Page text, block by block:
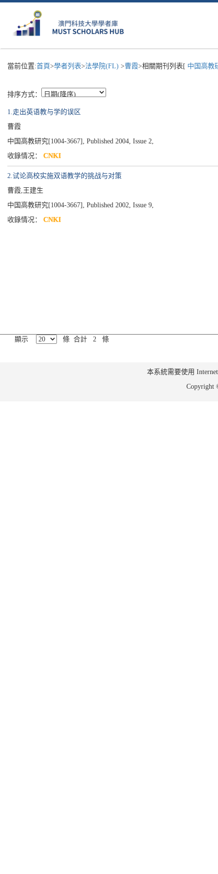
當前位置:首頁>學者列表>法學院(FL) >曹霞>相關期刊列表[ 中国高教
排序方式：
1.走出英语教与学的误区
曹霞
中国高教研究[1004-3667], Published 2004, Issue 2,
收錄情况： CNKI
2.试论高校实施双语教学的挑战与对策
曹霞,王建生
中国高教研究[1004-3667], Published 2002, Issue 9,
收錄情况： CNKI
顯示 條 合計 2 條
本系統需要使用
Copyright